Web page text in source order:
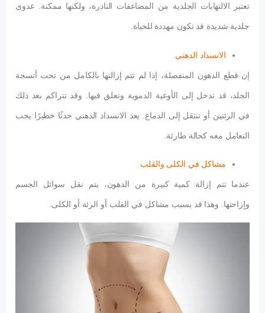
تعتبر الالتهابات الجلدية من المضاعفات النادرة، ولكنها ممكنة. عدوى
جلدية شديدة قد تكون مهددة للحياة.
الانسداد الدهني
إن قطع الدهون المنفصلة، إذا لم تتم إزالتها بالكامل من تحت أنسجة
الجلد، قد تدخل إلى الأوعية الدموية وتعلق فيها. وقد تتراكم بعد ذلك
في الرئتين أو تنتقل إلى الدماغ. يعد الانسداد الدهني حدثًا خطيرًا يجب
التعامل معه كحالة طارئة.
مشاكل في الكلى والقلب
عندما تتم إزالة كمية كبيرة من الدهون، يتم نقل سوائل الجسم
وإزاحتها. وهذا قد يسبب مشاكل في القلب أو الرئة أو الكلى.